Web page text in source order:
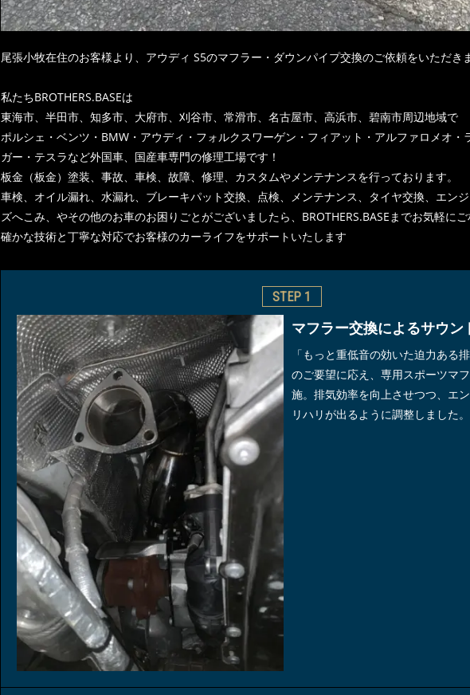
尾張小牧在住のお客様より、アウディ S5のマフラー・ダウンパイプ交換のご依頼をいただき
私たちBROTHERS.BASEは
東海市、半田市、知多市、大府市、刈谷市、常滑市、名古屋市、高浜市、碧南市周辺地域で
ポルシェ・ベンツ・BMW・アウディ・フォルクスワーゲン・フィアット・アルファロメオ・
ガー・テスラなど外国車、国産車専門の修理工場です！
板金（板金）塗装、事故、車検、故障、修理、カスタムやメンテナンスを行っております。
車検、オイル漏れ、水漏れ、ブレーキパット交換、点検、メンテナンス、タイヤ交換、エン
ズへこみ、やその他のお車のお困りごとがございましたら、BROTHERS.BASEまでお気軽に
確かな技術と丁寧な対応でお客様のカーライフをサポートいたします
STEP 1
マフラー交換によるサウン
「もっと重低音の効いた迫力ある
のご要望に応え、専用スポーツマ
施。排気効率を向上させつつ、エ
リハリが出るように調整しました。